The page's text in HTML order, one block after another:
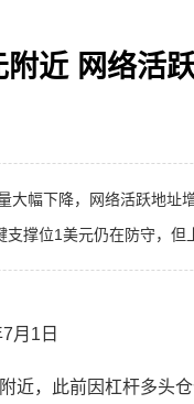
近 网络活
大幅下降，网络活跃地址
撑位1美元仍在防守，但
月1日
近，此前因杠杆多头